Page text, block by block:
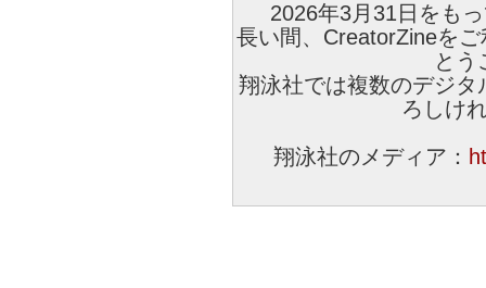
2026年3月31日をも
長い間、CreatorZineを
とう
翔泳社では複数のデジ
ろしけ
翔泳社のメディア：